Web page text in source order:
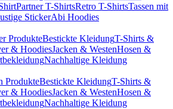
Partner T-ShirtsRetro T-ShirtsTassen mit
StickerAbi Hoodies
ProdukteBestickte KleidungT-Shirts &
& HoodiesJacken & WestenHosen &
Nachhaltige Kleidung
ProdukteBestickte KleidungT-Shirts &
& HoodiesJacken & WestenHosen &
Nachhaltige Kleidung